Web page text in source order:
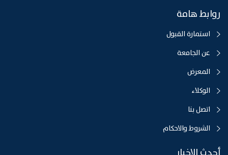
روابط هامة
استمارة القبول
عن الجامعة
المعرض
الوكلاء
اتصل بنا
الشروط والاحكام